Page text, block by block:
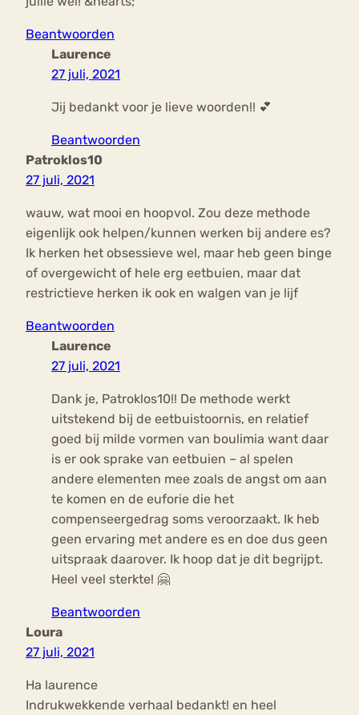
Beantwoorden
Laurence
27 juli, 2021
Jij bedankt voor je lieve woorden!! 💕
Beantwoorden
Patroklos10
27 juli, 2021
wauw, wat mooi en hoopvol. Zou deze methode
eigenlijk ook helpen/kunnen werken bij andere es?
Ik herken het obsessieve wel, maar heb geen binge
of overgewicht of hele erg eetbuien, maar dat
restrictieve herken ik ook en walgen van je lijf
Beantwoorden
Laurence
27 juli, 2021
Dank je, Patroklos10!! De methode werkt
uitstekend bij de eetbuistoornis, en relatief
goed bij milde vormen van boulimia want daar
is er ook sprake van eetbuien – al spelen
andere elementen mee zoals de angst om aan
te komen en de euforie die het
compenseergedrag soms veroorzaakt. Ik heb
geen ervaring met andere es en doe dus geen
uitspraak daarover. Ik hoop dat je dit begrijpt.
Heel veel sterkte! 🤗
Beantwoorden
Loura
27 juli, 2021
Ha laurence
Indrukwekkende verhaal bedankt! en heel